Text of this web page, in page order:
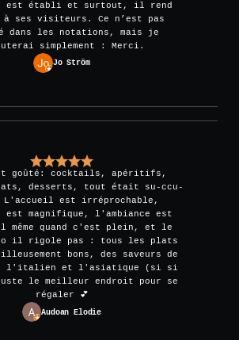
est établi et surtout, il rend
à ses visiteurs. Ce n’est pas
dans les notations, mais je
simplement : Merci.
Jo Ström
goûté: cocktails, apéritifs,
desserts, tout était su-ccu-
est irréprochable,
magnifique, l'ambiance est
même quand c'est plein, et le
il rigole pas : tous les plats
bons, des saveurs de
l'italien et l'asiatique (si si
le meilleur endroit pour se
régaler 💕
Audoan Elodie